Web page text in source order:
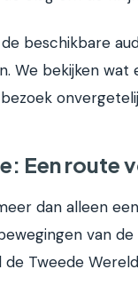
beschikbare
We bekijken
Een route
dan alleen
van de
Tweede